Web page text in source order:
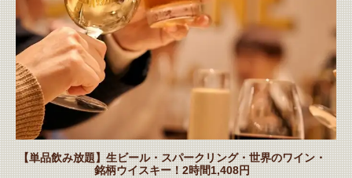
【単品飲み放題】生ビール・スパークリング・世界のワイン・
銘柄ウイスキー！2時間1,408円